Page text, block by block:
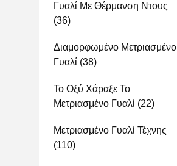
Γυαλί Με Θέρμανση Ντους
(36)
Διαμορφωμένο Μετριασμένο
Γυαλί (38)
Το Οξύ Χάραξε Το
Μετριασμένο Γυαλί (22)
Μετριασμένο Γυαλί Τέχνης
(110)